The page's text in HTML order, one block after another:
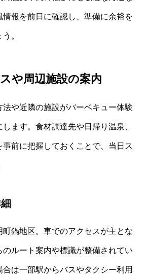
報を前日に確認し、準備に余裕を
。
や周辺施設の案内
や近隣の施設がバーベキュー体験
ます。食材調達先や日帰り温泉、
前に把握しておくことで、当日ス
町鍋地区。車でのアクセスが主とな
のルート案内や標識が整備されてい
合は一部駅からバスやタクシー利用